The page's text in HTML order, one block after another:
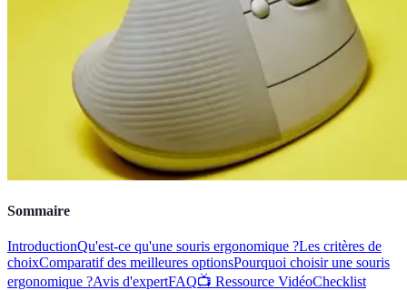
Sommaire
IntroductionQu'est-ce qu'une souris ergonomique ?Les critères de
choixComparatif des meilleures optionsPourquoi choisir une souris
ergonomique ?Avis d'expertFAQ📺 Ressource VidéoChecklist